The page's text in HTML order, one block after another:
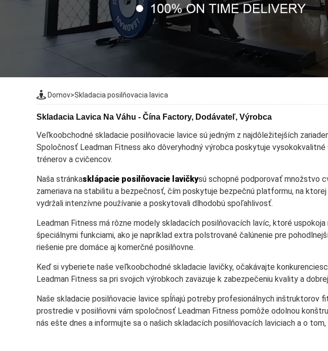
Domov>Skladacia posilňovacia lavica
Skladacia Lavica Na Váhu - Čína Factory, Dodávateľ, Výrobca
Veľkoobchodné skladacie posilňovacie lavice sú jedným z najdôležitejších
Spoločnosť Leadman Fitness ako dôveryhodný výrobca poskytuje
trénerov a cvičencov.
Naša stránkasklápacie posilňovacie lavičkysú schopné podporovať množstvo
zameriava na stabilitu a bezpečnosť, čím poskytuje bezpečnú platformu, na
vydržali intenzívne používanie a poskytovali dlhodobú spoľahlivosť.
Leadman Fitness má rôzne modely skladacích posilňovacích lavíc, ktoré
špeciálnymi funkciami, ako je napríklad extra polstrované čalúnenie pre
riešenie pre domáce aj komerčné posilňovne.
Keď si vyberiete naše veľkoobchodné skladacie lavičky, očakávajte
Leadman Fitness sa pri svojich výrobkoch zaväzuje k zabezpečeniu kvality a
Naše skladacie posilňovacie lavice spĺňajú potreby profesionálnych
prostredie v posilňovni vám spoločnosť Leadman Fitness pomôže odolnou
nás ešte dnes a informujte sa o našich skladacích posilňovacích laviciach a o